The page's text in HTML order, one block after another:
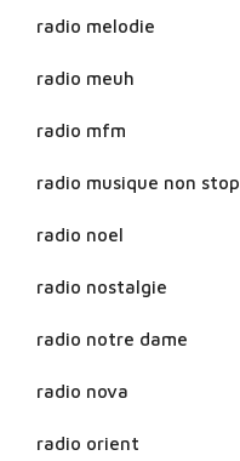
radio melodie
radio meuh
radio mfm
radio musique non stop
radio noel
radio nostalgie
radio notre dame
radio nova
radio orient